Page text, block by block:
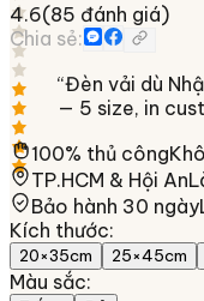
4.6(85 đánh giá)
Chia sẻ:
“Đèn vải dù
— 5 size, in
100% thủ công
TP.HCM & Hội An
Bảo hành 30 ngày
Kích thước:
20×35cm 25×45cm
Màu sắc: